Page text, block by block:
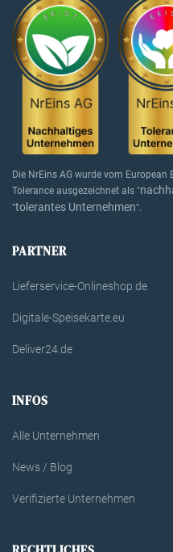
Die NrEins AG wurde vom
Tolerance ausgezeichnet als "
"tolerantes Unternehmen".
PARTNER
Lieferservice-Onlineshop.de
Digitale-Speisekarte.eu
Deliver24.de
INFOS
Alle Unternehmen
News / Blog
Verifizierte Unternehmen